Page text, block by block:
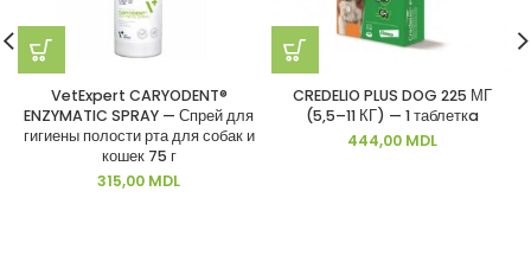
VetExpert CARYODENT®
ENZYMATIC SPRAY — Спрей для
гигиены полости рта для собак и
кошек 75 г
315,00 MDL
CREDELIO PLUS DOG 225 МГ
(5,5–11 КГ) — 1 таблеткa
444,00 MDL